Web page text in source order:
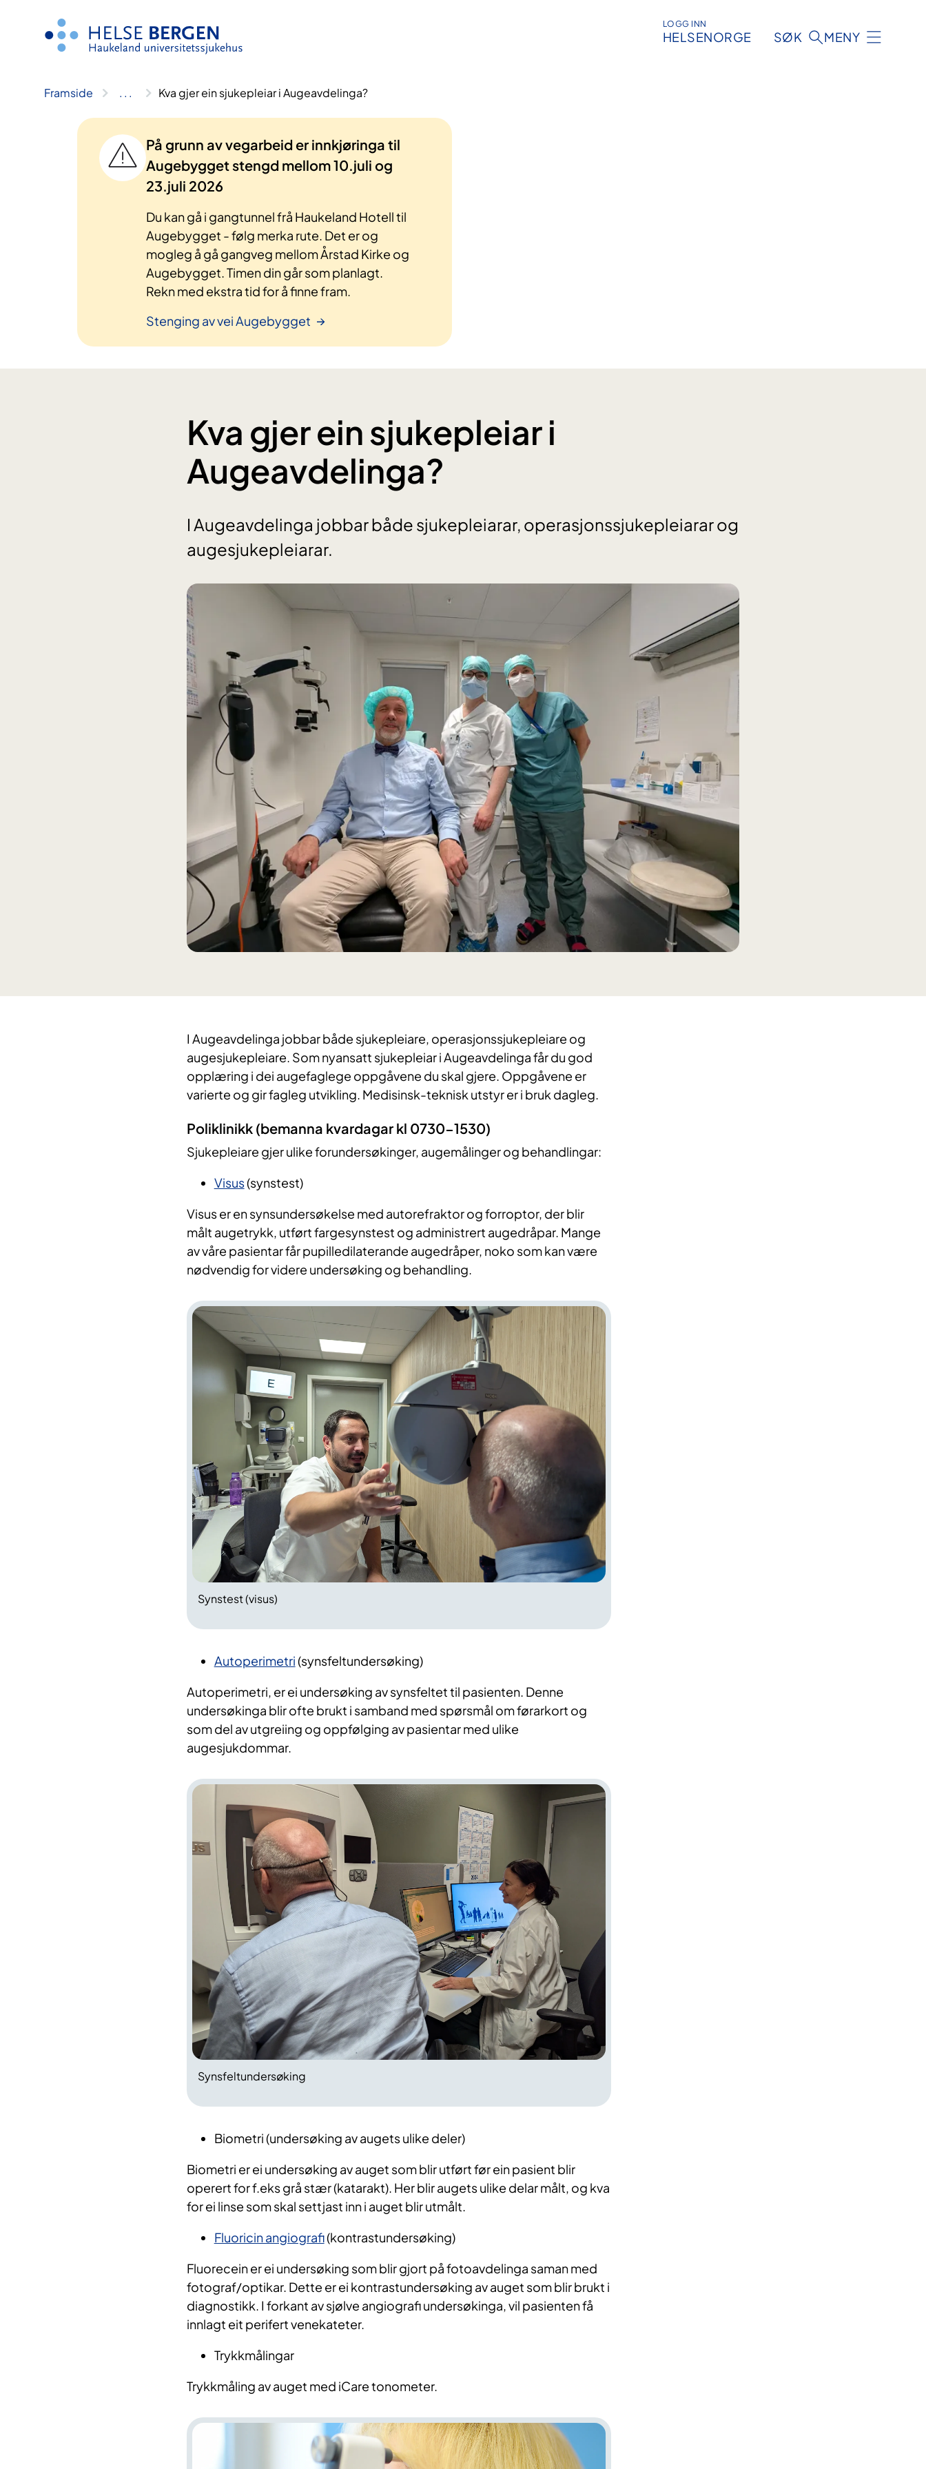
LOGG INN
HELSENORGE SØK MENY
Framside .. . Kva gjer ein sjukepleiar i Augeavdelinga?
På grunn av vegarbeid er innkjøringa til
Augebygget stengd mellom 10.juli og
23.juli 2026
Du kan gå i gangtunnel frå Haukeland Hotell til
Augebygget - følg merka rute. Det er og
mogleg å gå gangveg mellom Årstad Kirke og
Augebygget. Timen din går som planlagt.
Rekn med ekstra tid for å finne fram.
Stenging av vei Augebygget
Kva gjer ein sjukepleiar i
Augeavdelinga?
I Augeavdelinga jobbar både sjukepleiarar, operasjonssjukepleiarar og
augesjukepleiarar.
I Augeavdelinga jobbar både sjukepleiare, operasjonssjukepleiare og
augesjukepleiare. Som nyansatt sjukepleiar i Augeavdelinga får du god
opplæring i dei augefaglege oppgåvene du skal gjere. Oppgåvene er
varierte og gir fagleg utvikling. Medisinsk-teknisk utstyr er i bruk dagleg.
Poliklinikk (bemanna kvardagar kl 0730-1530)
Sjukepleiare gjer ulike forundersøkinger, augemålinger og behandlingar:
Visus(synstest)
Visus er en synsundersøkelse med autorefraktor og forroptor, der blir
målt augetrykk, utført fargesynstest og administrert augedråpar. Mange
av våre pasientar får pupilledilaterande augedråper, noko som kan være
nødvendig for videre undersøking og behandling.
Synstest (visus)
Autoperimetri(synsfeltundersøking)
Autoperimetri, er ei undersøking av synsfeltet til pasienten. Denne
undersøkinga blir ofte brukt i samband med spørsmål om førarkort og
som del av utgreiing og oppfølging av pasientar med ulike
augesjukdommar.
Synsfeltundersøking
Biometri (undersøking av augets ulike deler)
Biometri er ei undersøking av auget som blir utført før ein pasient blir
operert for f.eks grå stær (katarakt). Her blir augets ulike delar målt, og kva
for ei linse som skal settjast inn i auget blir utmålt.
Fluoricin angiografi(kontrastundersøking)
Fluorecein er ei undersøking som blir gjort på fotoavdelinga saman med
fotograf/optikar. Dette er ei kontrastundersøking av auget som blir brukt i
diagnostikk. I forkant av sjølve angiografi undersøkinga, vil pasienten få
innlagt eit perifert venekateter.
Trykkmålingar
Trykkmåling av auget med iCare tonometer.